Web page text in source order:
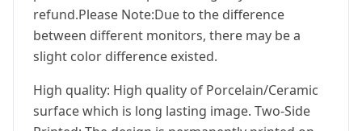
refund.Please Note:Due to the difference
between different monitors, there may be a
slight color difference existed.
High quality: High quality of Porcelain/Ceramic
surface which is long lasting image. Two-Side